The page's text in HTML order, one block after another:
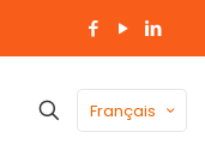
Français